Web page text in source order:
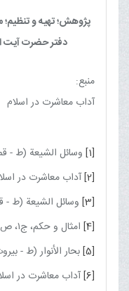
پژوهش؛ تهیه و تنظیم؛
دفتر حضرت آیت
منبع:
آداب معاشرت در اسلام
[1] وسائل الشیعة (ط - قم)، ج‏12، ص10،
[2]آداب معاشرت در
[3] وسائل الشیعة (ط - قم)، ج‏12،
[4] امثال و حکم، ج۱، ص۵۳۰؛ (آداب معاشرت در اسلام، ص۱۲۱).
[5]بحار الأنوار (ط - بیروت)، ج‏72،
[6]آداب معاشرت در